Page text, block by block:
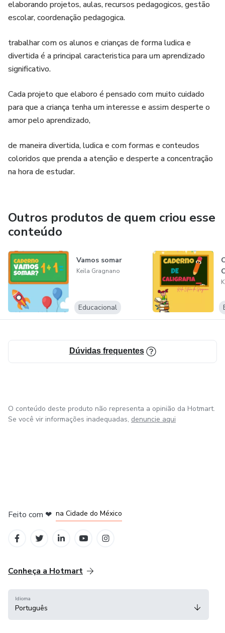
elaborando projetos, aulas, recursos pedagogicos, gestão
escolar, coordenação pedagogica.
trabalhar com os alunos e crianças de forma ludica e
divertida é a principal caracteristica para um aprendizado
significativo.
Cada projeto que elaboro é pensado com muito cuidado
para que a criança tenha um interesse e assim desperte o
amor pelo aprendizado,
de maneira divertida, ludica e com formas e conteudos
coloridos que prenda a atenção e desperte a concentração
na hora de estudar.
Outros produtos de quem criou esse
conteúdo
Vamos somar
Keila Gragnano
Educacional
Dúvidas frequentes
O conteúdo deste produto não representa a opinião da Hotmart.
Se você vir informações inadequadas, denuncie aqui
Feito com ❤ na Cidade do México
Conheça a Hotmart
Idioma
Português